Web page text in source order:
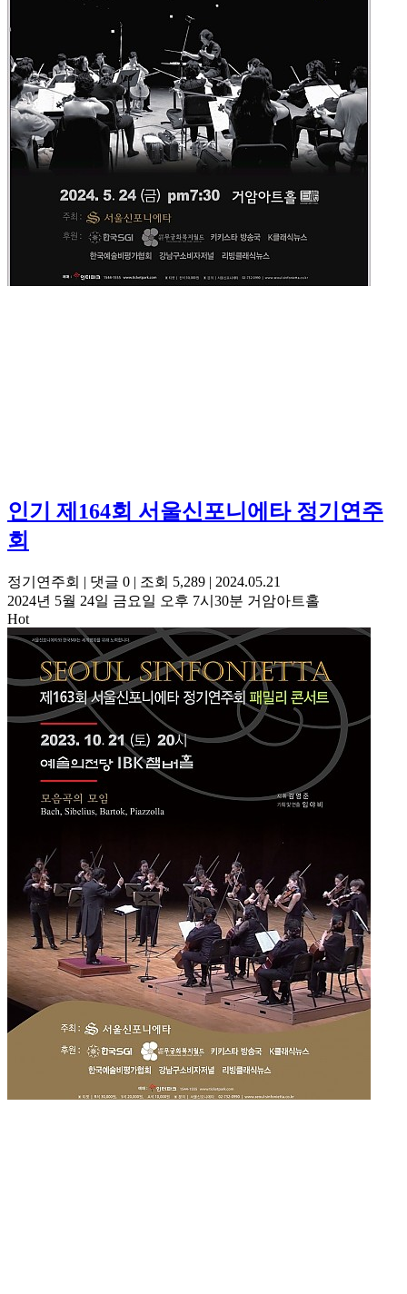
인기
제164회 서울신포니에타 정기연주
회
정기연주회 | 댓글 0 | 조회 5,289 | 2024.05.21
2024년 5월 24일 금요일 오후 7시30분 거암아트홀
Hot